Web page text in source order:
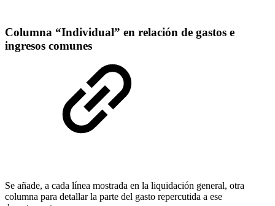
Columna “Individual” en relación de gastos e
ingresos comunes
Se añade, a cada línea mostrada en la liquidación general, otra
columna para detallar la parte del gasto repercutida a ese